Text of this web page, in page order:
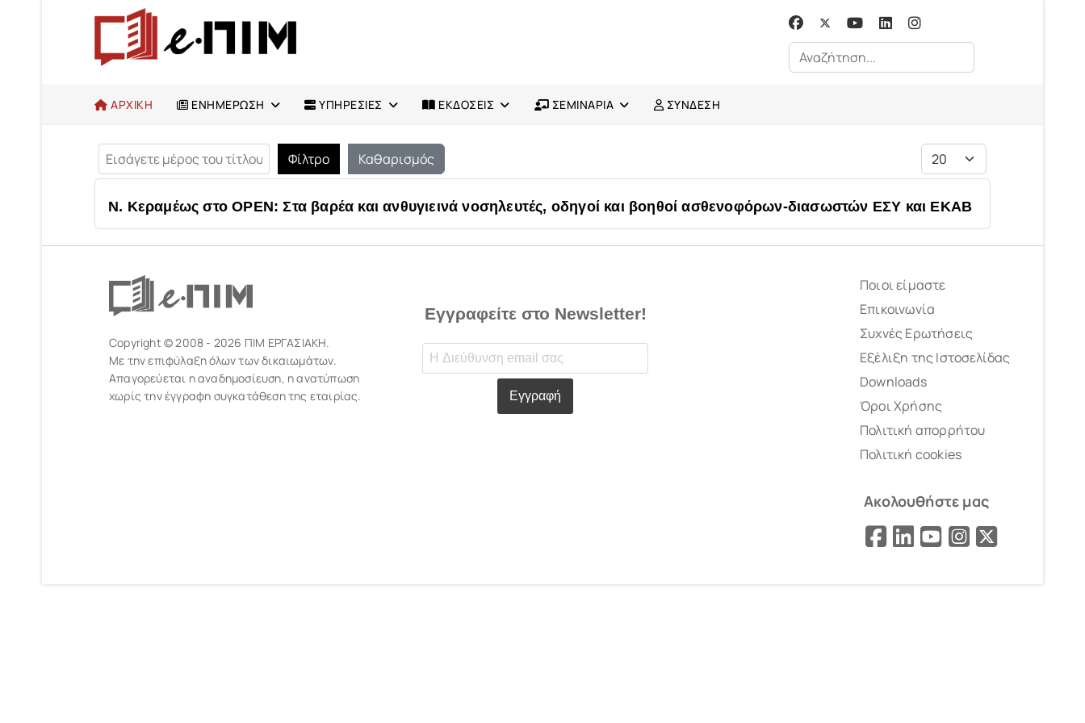
Αναζήτηση...
ΑΡΧΙΚΗ ΕΝΗΜΕΡΩΣΗ ΥΠΗΡΕΣΙΕΣ ΕΚΔΟΣΕΙΣ ΣΕΜΙΝΑΡΙΑ ΣΥΝΔΕΣΗ
Εισάγετε μέρος του τίτλου.
Φίλτρο Καθαρισμός
Εμφάνιση #
Ν. Κεραμέως στο OPEN: Στα βαρέα και ανθυγιεινά νοσηλευτές, οδηγοί και βοηθοί ασθενοφόρων-διασωστών ΕΣΥ και ΕΚΑΒ
Copyright © 2008 - 2026 ΠΙΜ ΕΡΓΑΣΙΑΚΗ.
Με την επιφύλαξη όλων των δικαιωμάτων.
Απαγορεύεται η αναδημοσίευση, η ανατύπωση
χωρίς την έγγραφη συγκατάθεση της εταιρίας.
Εγγραφείτε στο Newsletter!
Εγγραφή
Ποιοι είμαστε
Επικοινωνία
Συχνές Ερωτήσεις
Εξέλιξη της Ιστοσελίδας
Downloads
Όροι Χρήσης
Πολιτική απορρήτου
Πολιτική cookies
Ακολουθήστε μας
Facebook
LinkedIn
YouTube
Instagram
X